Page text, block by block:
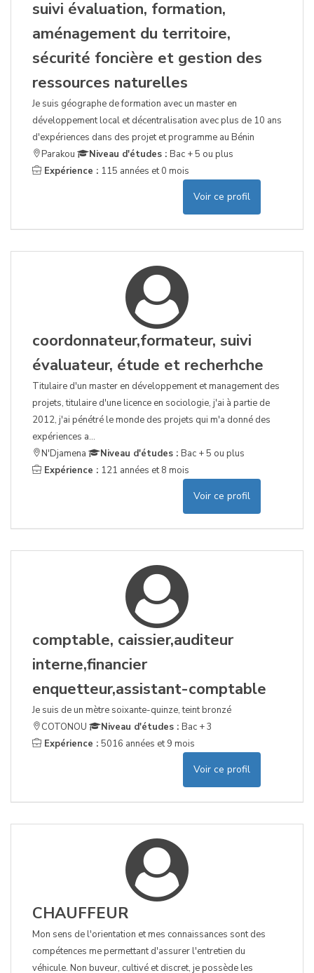
suivi évaluation, formation,
aménagement du territoire,
sécurité foncière et gestion des
ressources naturelles
Je suis géographe de formation avec un master en
développement local et décentralisation avec plus de 10 ans
d'expériences dans des projet et programme au Bénin
Parakou
Niveau d'études : Bac + 5 ou plus
Expérience : 115 années et 0 mois
Voir ce profil
coordonnateur,formateur, suivi
évaluateur, étude et recherhche
Titulaire d'un master en développement et management des
projets, titulaire d'une licence en sociologie, j'ai à partie de
2012, j'ai pénétré le monde des projets qui m'a donné des
expériences a...
N'Djamena
Niveau d'études : Bac + 5 ou plus
Expérience : 121 années et 8 mois
Voir ce profil
comptable, caissier,auditeur
interne,financier
enquetteur,assistant-comptable
Je suis de un mètre soixante-quinze, teint bronzé
COTONOU
Niveau d'études : Bac + 3
Expérience : 5016 années et 9 mois
Voir ce profil
CHAUFFEUR
Mon sens de l'orientation et mes connaissances sont des
compétences me permettant d'assurer l'entretien du
véhicule. Non buveur, cultivé et discret, je possède les